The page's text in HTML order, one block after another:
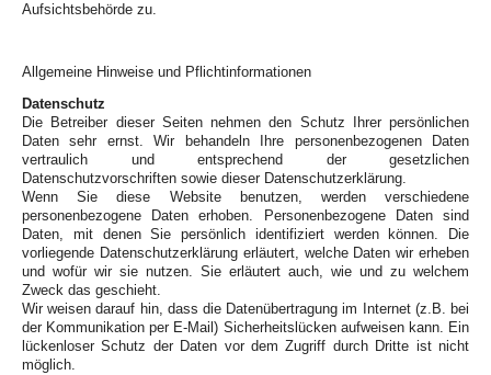
Aufsichtsbehörde zu.
Allgemeine Hinweise und Pflichtinformationen
Datenschutz
Die Betreiber dieser Seiten nehmen den Schutz Ihrer persönlichen
Daten sehr ernst. Wir behandeln Ihre personenbezogenen Daten
vertraulich und entsprechend der gesetzlichen
Datenschutzvorschriften sowie dieser Datenschutzerklärung.
Wenn Sie diese Website benutzen, werden verschiedene
personenbezogene Daten erhoben. Personenbezogene Daten sind
Daten, mit denen Sie persönlich identifiziert werden können. Die
vorliegende Datenschutzerklärung erläutert, welche Daten wir erheben
und wofür wir sie nutzen. Sie erläutert auch, wie und zu welchem
Zweck das geschieht.
Wir weisen darauf hin, dass die Datenübertragung im Internet (z.B. bei
der Kommunikation per E-Mail) Sicherheitslücken aufweisen kann. Ein
lückenloser Schutz der Daten vor dem Zugriff durch Dritte ist nicht
möglich.